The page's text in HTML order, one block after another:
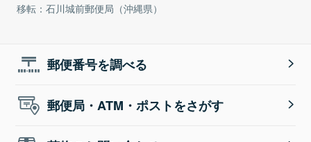
移転：石川城前郵便局（沖縄県）
郵便番号を調べる
郵便局・ATM・ポストをさがす